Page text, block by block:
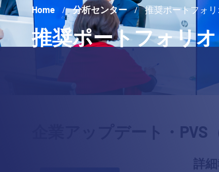
Home / 分析センター / 推奨ポートフォリ
推奨ポートフォリオ
企業アップデート・
詳